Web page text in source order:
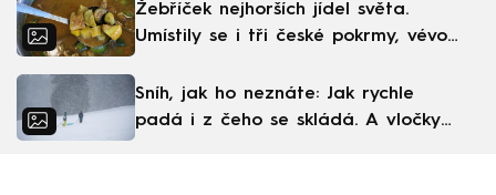
Žebříček nejhorších jídel světa.
Umístily se i tři české pokrmy, vévodí
Sníh, jak ho neznáte: Jak rychle
padá i z čeho se skládá. A vločky